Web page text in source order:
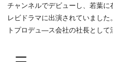
チャンネルでデビューし、若葉
レビドラマに出演されていまし
トプロデュ―ス会社の社長として